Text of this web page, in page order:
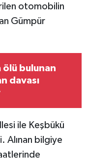
otomobilin
Gümpür
ölü bulunan
davası
ile Keşbükü
Alınan bilgiye